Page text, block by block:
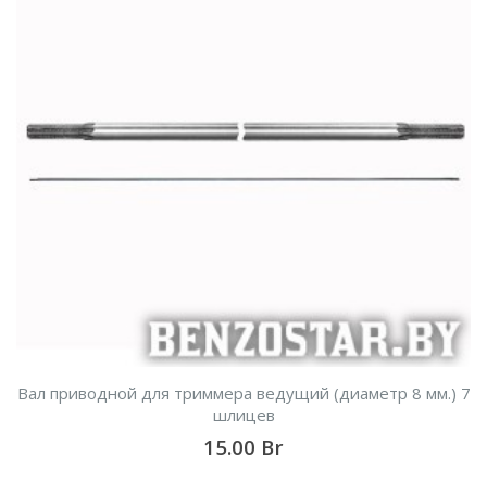
Вал приводной для триммера ведущий (диаметр 8 мм.) 7
шлицев
15.00 Br